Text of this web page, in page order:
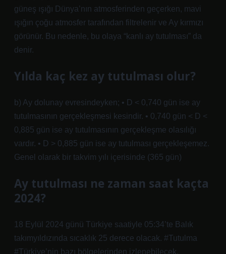
güneş ışığı Dünya’nın atmosferinden geçerken, mavi
ışığın çoğu atmosfer tarafından filtrelenir ve Ay kırmızı
görünür. Bu nedenle, bu olaya “kanlı ay tutulması” da
denir.
Yılda kaç kez ay tutulması olur?
b) Ay dolunay evresindeyken; • D < 0,740 gün ise ay
tutulmasının gerçekleşmesi kesindir. • 0,740 gün < D <
0,885 gün ise ay tutulmasının gerçekleşme olasılığı
vardır. • D > 0,885 gün ise ay tutulması gerçekleşemez.
Genel olarak bir takvim yılı içerisinde (365 gün)
Ay tutulması ne zaman saat kaçta
2024?
18 Eylül 2024 günü Türkiye saatiyle 05:34’te Balık
takımyıldızında sıcaklık 25 derece olacak. #Tutulma
#Türkiye’nin bazı bölgelerinden izlenebilecek.